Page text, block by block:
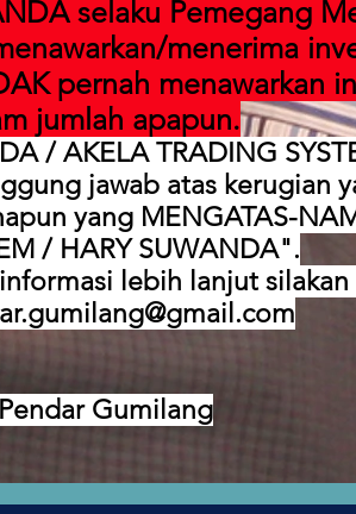
selaku Pemegang
menerima
pernah menawarkan
jumlah apapun.
/ AKELA TRADING
jawab atas kerugian
yang MENGATAS-
/ HARY SUWANDA".
lebih lanjut silakan
Gumilang